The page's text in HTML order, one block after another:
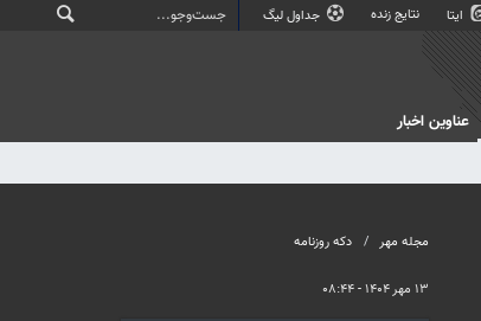
ایتا نتایج زنده جداول لیگ
عناوین اخبار
مجله مهر دکه روزنامه
۱۳ مهر ۱۴۰۴ - ۰۸:۴۴